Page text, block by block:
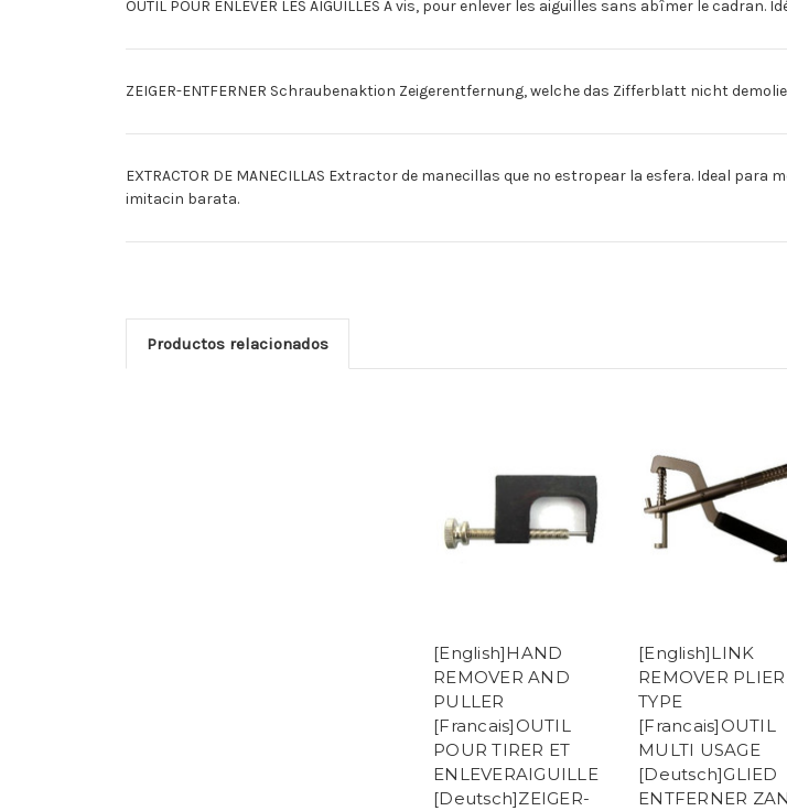
OUTIL POUR ENLEVER LES AIGUILLES A vis, pour enlever les aiguilles sans abîmer le
ZEIGER-ENTFERNER Schraubenaktion Zeigerentfernung, welche das Zifferblatt nicht
EXTRACTOR DE MANECILLAS Extractor de manecillas que no estropear la esfera. Ideal
imitacin barata.
Productos relacionados
[English]HAND
REMOVER AND
PULLER
[Francais]OUTIL
POUR TIRER ET
ENLEVERAIGUILLE
[Deutsch]ZEIGER-
[English]LINK
REMOVER PLIER
TYPE
[Francais]OUTIL
MULTI USAGE
[Deutsch]GLIED
ENTFERNER